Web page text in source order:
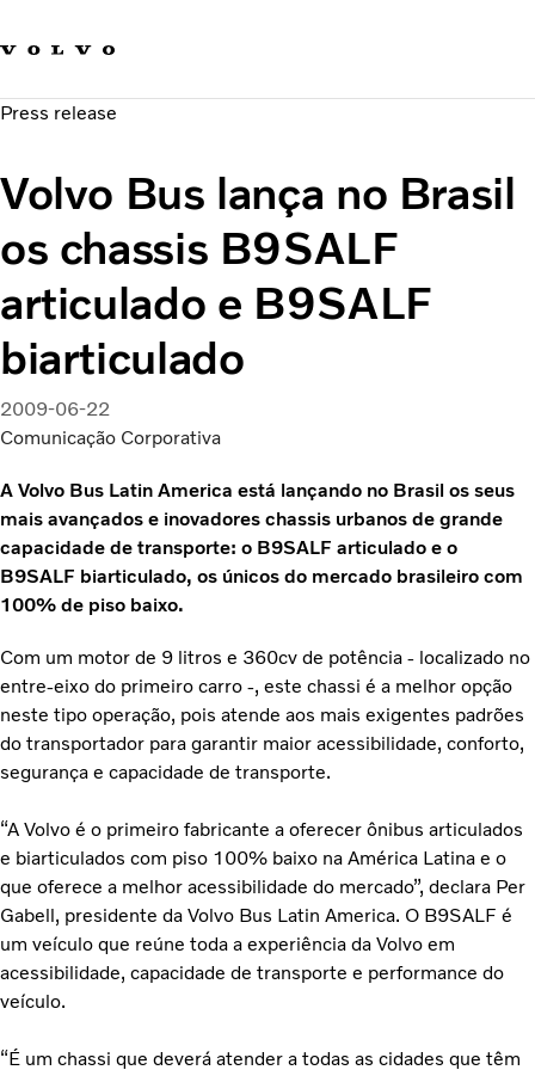
Carreira
Sustentabilidade e Segurança
Press release
Volvo Bus lança no Brasil
os chassis B9SALF
articulado e B9SALF
biarticulado
2009-06-22
Comunicação Corporativa
A Volvo Bus Latin America está lançando no Brasil os seus
mais avançados e inovadores chassis urbanos de grande
capacidade de transporte: o B9SALF articulado e o
B9SALF biarticulado, os únicos do mercado brasileiro com
100% de piso baixo.
Com um motor de 9 litros e 360cv de potência - localizado no
entre-eixo do primeiro carro -, este chassi é a melhor opção
neste tipo operação, pois atende aos mais exigentes padrões
do transportador para garantir maior acessibilidade, conforto,
segurança e capacidade de transporte.
“A Volvo é o primeiro fabricante a oferecer ônibus articulados
e biarticulados com piso 100% baixo na América Latina e o
que oferece a melhor acessibilidade do mercado”, declara Per
Gabell, presidente da Volvo Bus Latin America. O B9SALF é
um veículo que reúne toda a experiência da Volvo em
acessibilidade, capacidade de transporte e performance do
veículo.
“É um chassi que deverá atender a todas as cidades que têm